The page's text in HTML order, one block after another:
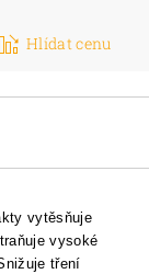
Hlídat cenu
vytěsňuje
vysoké
tření